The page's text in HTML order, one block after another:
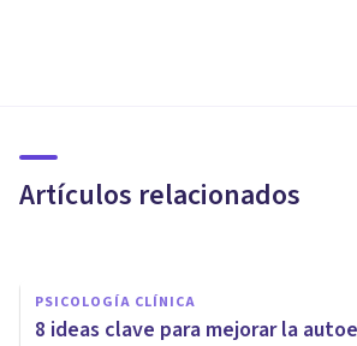
Artículos relacionados
(y consejos para
PSICOLOGÍA CLÍNICA
8 ideas clave para mejorar la